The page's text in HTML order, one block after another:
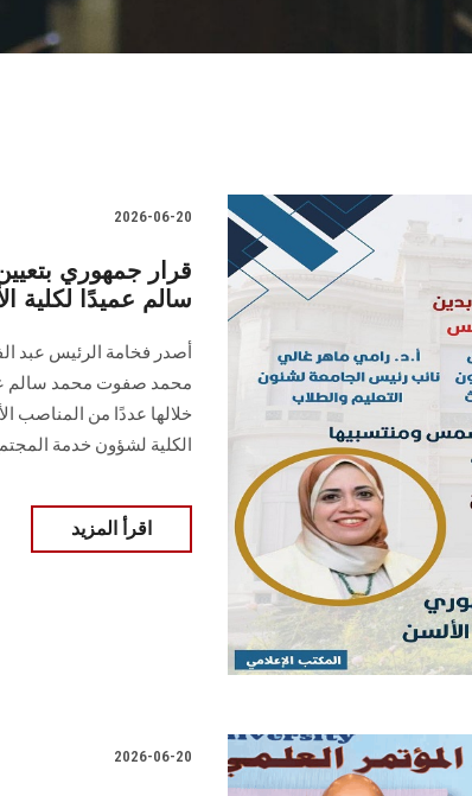
2026-06-20
قرار جمهوري
سالم عميدًا
أصدر فخامة الرئيس عبد
محمد صفوت محمد سالم
خلالها عددًا من المناصب
الكلية لشؤون خدمة
اقرأ المزيد
2026-06-20